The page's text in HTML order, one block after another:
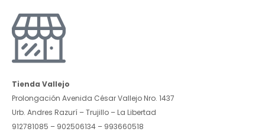
Tienda Vallejo
Prolongación Avenida César Vallejo Nro. 1437
Urb. Andres Razurí – Trujillo – La Libertad
912781085 – 902506134 – 993660518